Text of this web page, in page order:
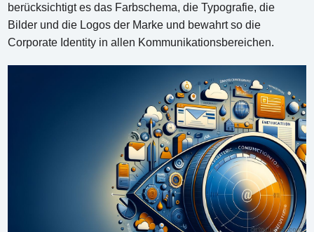
berücksichtigt es das Farbschema, die Typografie, die
Bilder und die Logos der Marke und bewahrt so die
Corporate Identity in allen Kommunikationsbereichen.